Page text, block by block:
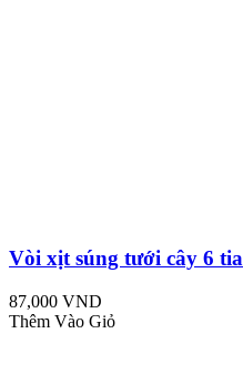
Vòi xịt súng tưới cây 6 tia
87,000 VND
Thêm Vào Giỏ